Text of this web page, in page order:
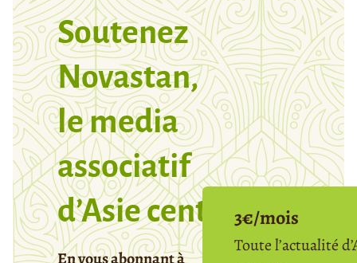
Soutenez
Novastan,
le media
associatif
d’Asie centrale
En vous abonnant à
3€/mois
Toute l’actualité